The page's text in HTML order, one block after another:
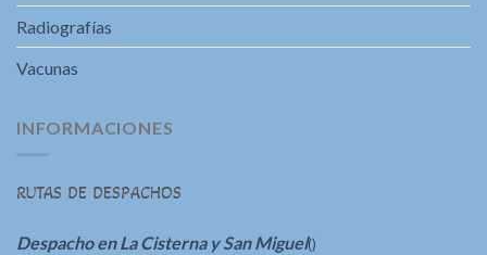
Radiografías
Vacunas
INFORMACIONES
RUTAS DE DESPACHOS
Despacho en La Cisterna y San Miguel()